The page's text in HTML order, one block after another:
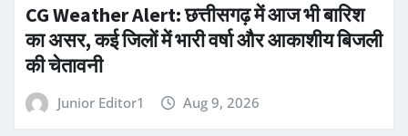
CG Weather Alert: छत्तीसगढ़ में आज भी बारिश
का असर, कई जिलों में भारी वर्षा और आकाशीय बिजली
की चेतावनी
Junior Editor1 Aug 9, 2026